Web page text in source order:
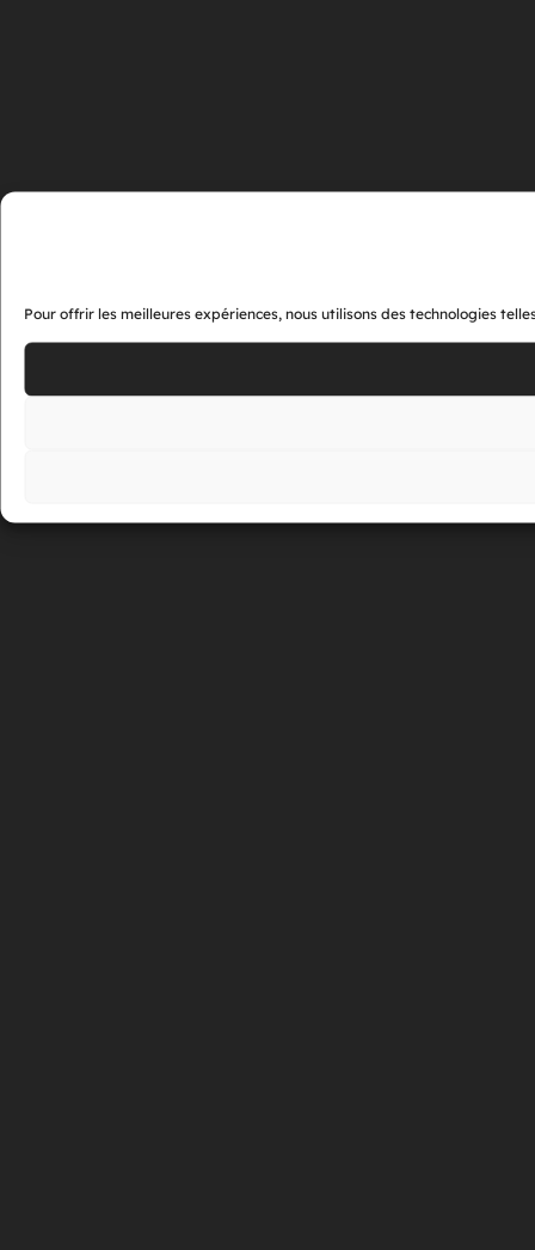
Pour offrir les meilleures expériences, nous utilisons des technologies